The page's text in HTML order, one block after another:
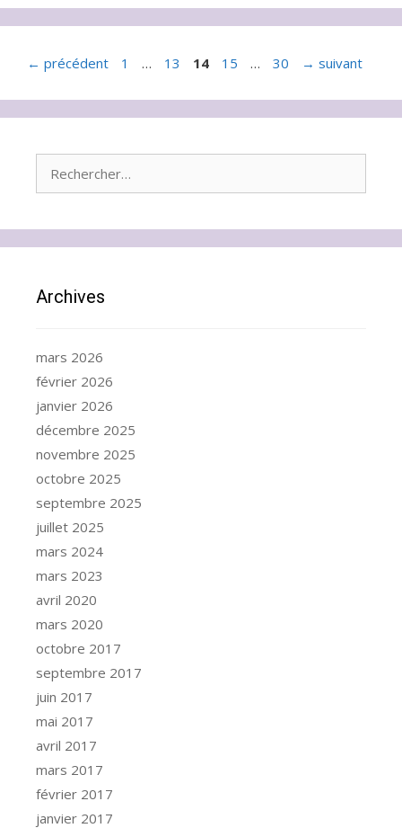
← précédent Page
1 … Page
13 Page
14 Page
15 … Page
30 → suivant
Archives
mars 2026
février 2026
janvier 2026
décembre 2025
novembre 2025
octobre 2025
septembre 2025
juillet 2025
mars 2024
mars 2023
avril 2020
mars 2020
octobre 2017
septembre 2017
juin 2017
mai 2017
avril 2017
mars 2017
février 2017
janvier 2017